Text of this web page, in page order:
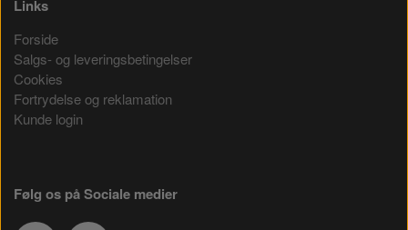
Links
Forside
Salgs- og leveringsbetingelser
Cookies
Fortrydelse og reklamation
Kunde login
Følg os på Sociale medier